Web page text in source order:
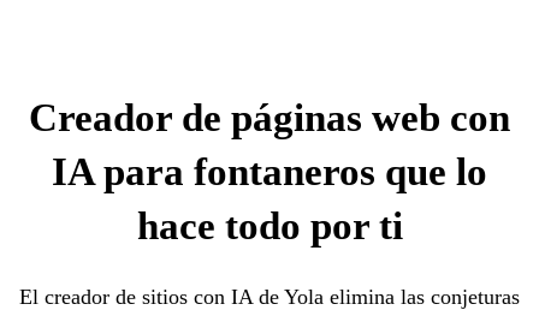
Creador de páginas web con
IA para fontaneros que lo
hace todo por ti
El creador de sitios con IA de Yola elimina las conjeturas